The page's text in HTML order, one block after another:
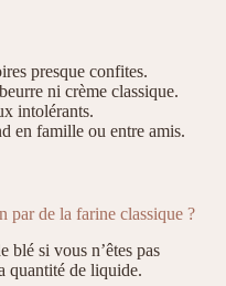
presque confites.
ni crème classique.
intolérants.
en famille ou entre amis.
par de la farine classique ?
blé si vous n’êtes pas
quantité de liquide.